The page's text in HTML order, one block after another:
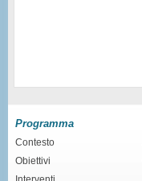
Programma
Contesto
Obiettivi